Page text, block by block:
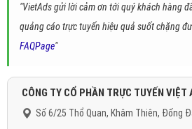
"VietAds gửi lời cảm ơn tới quý khách hàng
quảng cáo trực tuyến hiệu quả suốt chặng
FAQPage"
CÔNG TY CỔ PHẦN TRỰC TUYẾN VIỆT
Số 6/25 Thổ Quan, Khâm Thiên, Đống